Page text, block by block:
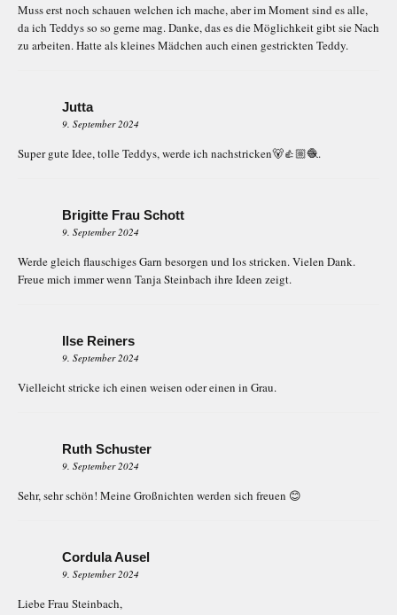
Muss erst noch schauen welchen ich mache, aber im Moment sind es alle,
da ich Teddys so so gerne mag. Danke, das es die Möglichkeit gibt sie Nach
zu arbeiten. Hatte als kleines Mädchen auch einen gestrickten Teddy.
Jutta
9. September 2024
Super gute Idee, tolle Teddys, werde ich nachstricken🐻👍🏼🧶.
Brigitte Frau Schott
9. September 2024
Werde gleich flauschiges Garn besorgen und los stricken. Vielen Dank.
Freue mich immer wenn Tanja Steinbach ihre Ideen zeigt.
Ilse Reiners
9. September 2024
Vielleicht stricke ich einen weisen oder einen in Grau.
Ruth Schuster
9. September 2024
Sehr, sehr schön! Meine Großnichten werden sich freuen 😊
Cordula Ausel
9. September 2024
Liebe Frau Steinbach,